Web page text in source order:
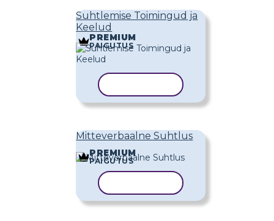
Suhtlemise Toimingud ja
Keelud
PREMIUM
PAIGUTUS
Mitteverbaalne Suhtlus
PREMIUM
PAIGUTUS